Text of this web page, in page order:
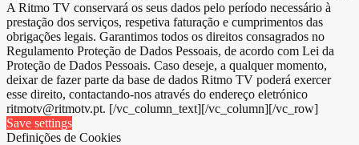
A Ritmo TV conservará os seus dados pelo período necessário à
prestação dos serviços, respetiva faturação e cumprimentos das
obrigações legais. Garantimos todos os direitos consagrados no
Regulamento Proteção de Dados Pessoais, de acordo com Lei da
Proteção de Dados Pessoais. Caso deseje, a qualquer momento,
deixar de fazer parte da base de dados Ritmo TV poderá exercer
esse direito, contactando-nos através do endereço eletrónico
ritmotv@ritmotv.pt. [/vc_column_text][/vc_column][/vc_row]
Save settings
Definições de Cookies